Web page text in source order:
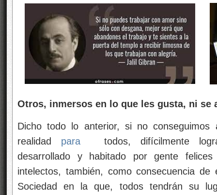
Otros, inmersos en lo que les gusta, ni se
Dicho todo lo anterior, si no
realidad para
todos, difícilmente
desarrollado y habitado por gente
intelectos, también, como consecuencia
Sociedad en la que, todos tendrán su